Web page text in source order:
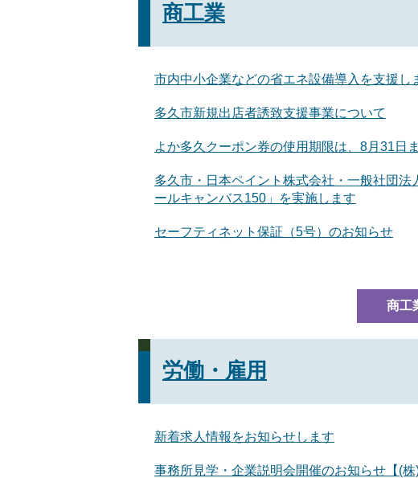
商工業
市内中小企業などの省エネ設備導入を支援し
多久市新規出店者誘致支援事業について
よか多久クーポン券の使用期限は、8月31日
多久市・日本ペイント株式会社・一般社団法
ールキャンバス150」を実施します
セーフティネット保証（5号）のお知らせ
商工
労働・雇用
新着求人情報をお知らせします
事務所見学・企業説明会開催のお知らせ【(株